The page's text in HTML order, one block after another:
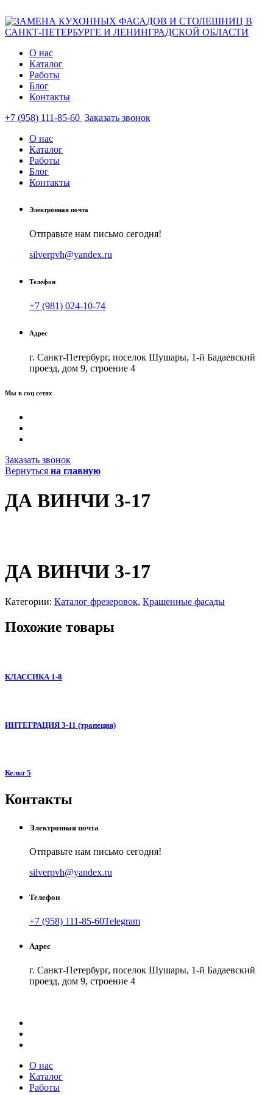
О нас
Каталог
Работы
Блог
Контакты
+7 (958) 111-85-60 Заказать звонок
О нас
Каталог
Работы
Блог
Контакты
Электронная почта
Отправьте нам письмо сегодня!
silverpvh@yandex.ru
Телефон
+7 (981) 024-10-74
Адрес
г. Санкт-Петербург, поселок Шушары, 1-й Бадаевский
проезд, дом 9, строение 4
Мы в соц сетях
Заказать звонок
Вернуться на главную
ДА ВИНЧИ 3-17
ДА ВИНЧИ 3-17
Категории: Каталог фрезеровок, Крашенные фасады
Похожие товары
КЛАССИКА 1-8
ИНТЕГРАЦИЯ 3-11 (трапеция)
Кельт 5
Контакты
Электронная почта
Отправьте нам письмо сегодня!
silverpvh@yandex.ru
Телефон
+7 (958) 111-85-60Telegram
Адрес
г. Санкт-Петербург, поселок Шушары, 1-й Бадаевский
проезд, дом 9, строение 4
Как добраться API Карт
О нас
Каталог
Работы